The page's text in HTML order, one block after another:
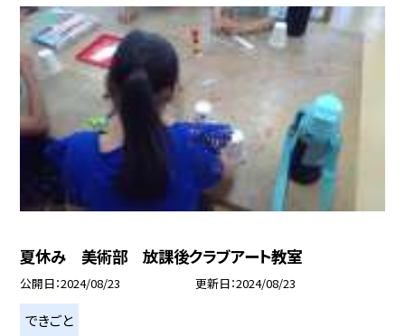
夏休み 美術部 放課後クラブアート教室
公開日 2024/08/23 更新日 2024/08/23
できごと